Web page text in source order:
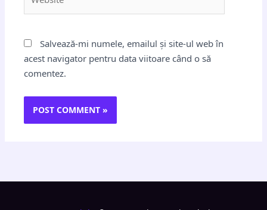
Salvează-mi numele, emailul și site-ul web în
acest navigator pentru data viitoare când o să
comentez.